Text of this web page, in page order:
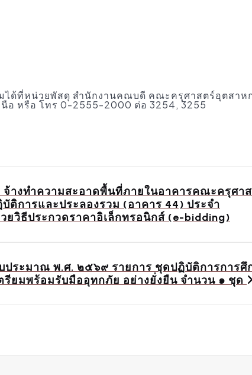
ได้ที่หน่วยพัสดุ สำนักงานคณบดี คณะครุศาสตร์อุตสาห
อ หรือ โทร 0-2555-2000 ต่อ 3254, 3255
จ้างทำความสะอาดพื้นที่ภายในอาคารคณะครุศา
ติการและประลองรวม (อาคาร 44) ประจำ
ยวิธีประกวดราคาอิเล็กทรอนิกส์ (e-bidding)
ประมาณ พ.ศ. ๒๕๖๙ รายการ ชุดปฏิบัติการการศึ
รียมพร้อมรับมืออุทกภัย อย่างยั่งยืน จำนวน ๑ ชุด